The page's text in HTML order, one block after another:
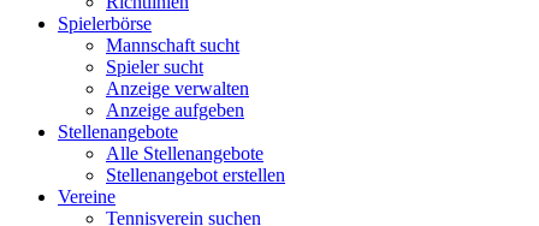
Spielerbörse
Mannschaft sucht
Spieler sucht
Anzeige verwalten
Anzeige aufgeben
Stellenangebote
Alle Stellenangebote
Stellenangebot erstellen
Vereine
Tennisverein suchen